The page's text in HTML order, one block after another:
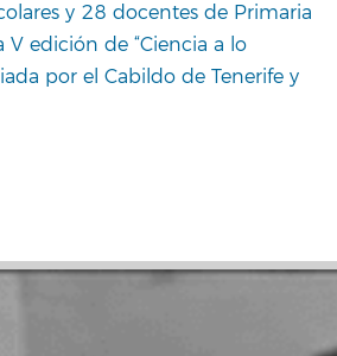
y 28 docentes de Primaria
edición de “Ciencia a lo
por el Cabildo de Tenerife y